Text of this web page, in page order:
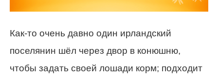
Как-то очень давно один ирландский
поселянин шёл через двор в конюшню,
чтобы задать своей лошади корм; подходит